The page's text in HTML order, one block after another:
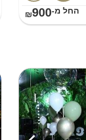
החל מ-₪900